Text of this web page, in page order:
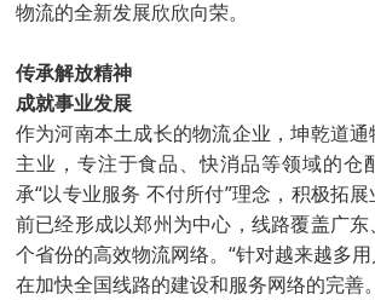
物流的全新发展欣欣向荣。
传承解放精神
成就事业发展
作为河南本土成长的物流企业，坤乾道
主业，专注于食品、快消品等领域的仓
承“以专业服务 不付所付”理念，积极拓
前已经形成以郑州为中心，线路覆盖广
个省份的高效物流网络。“针对越来越多
在加快全国线路的建设和服务网络的完善